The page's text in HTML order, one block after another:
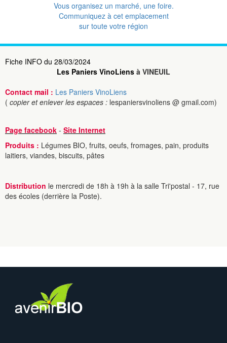
Vous organisez un marché, une foire.
Communiquez à cet emplacement
sur toute votre région
Fiche INFO du 28/03/2024
Les Paniers VinoLiens à VINEUIL
Contact mail : Les Paniers VinoLiens
( copier et enlever les espaces : lespaniersvinoliens @ gmail.com)
Page facebook - Site Internet
Produits : Légumes BIO, fruits, oeufs, fromages, pain, produits
laitiers, viandes, biscuits, pâtes
Distribution le mercredi de 18h à 19h à la salle Tri'postal - 17, rue
des écoles (derrière la Poste).